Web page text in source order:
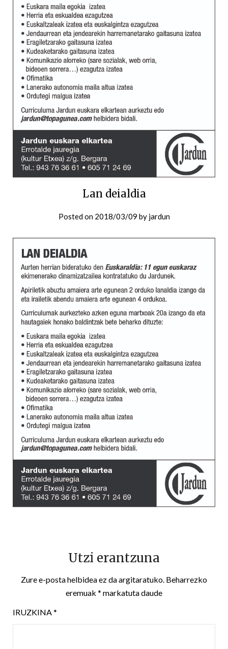
Lan deialdia
Posted on 2018/03/09 by jardun
Utzi erantzuna
Zure e-posta helbidea ez da argitaratuko. Beharrezko
eremuak * markatuta daude
IRUZKINA *